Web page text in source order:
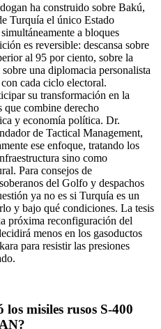
ha construido sobre Bakú,
Turquía el único Estado
a bloques
es reversible: descansa sobre
al 95 por ciento, sobre la
una diplomacia personalista
cada ciclo electoral.
su transformación en la
que combine derecho
y economía política. Dr.
de Tactical Management,
ese enfoque, tratando los
sino como
Para consejos de
del Golfo y despachos
ya no es si Turquía es un
y bajo qué condiciones. La tesis
próxima reconfiguración del
menos en los gasoductos
para resistir las presiones
misiles rusos S-400